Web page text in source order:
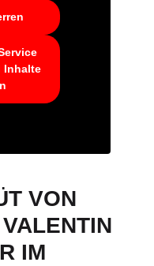
Inhalte
VON
IM